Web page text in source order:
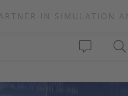
IN SIMULATION